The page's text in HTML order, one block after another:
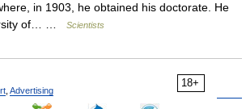
in 1903, he obtained his doctorate. He
of… …
Scientists
18+
Advertising